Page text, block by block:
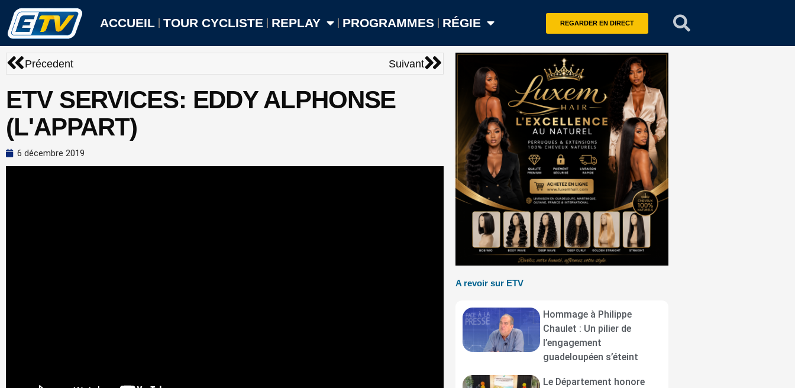
Aller
contenu
ACCUEIL TOUR CYCLISTE REPLAY PROGRAMMES RÉGIE REGARDER EN DIRECT
Précédent
Précedent SuivantSuivant
ETV SERVICES: EDDY ALPHONSE
(L'APPART)
6 décembre 2019
A revoir sur ETV
Hommage à Philippe
Chaulet : Un pilier de
l’engagement
guadeloupéen s’éteint
Le Département honore